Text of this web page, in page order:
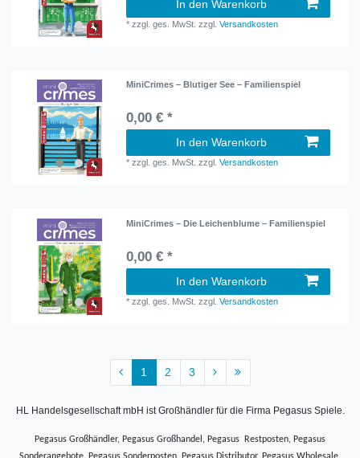
In den Warenkorb
*zzgl. ges. MwSt. zzgl.Versandkosten
MiniCrimes – Blutiger See – Familienspiel
0,00 € *
In den Warenkorb
*zzgl. ges. MwSt. zzgl.Versandkosten
MiniCrimes – Die Leichenblume – Familienspiel
0,00 € *
In den Warenkorb
*zzgl. ges. MwSt. zzgl.Versandkosten
1 2 3
HL Handelsgesellschaft mbH ist Großhändler für die Firma Pegasus Spiele.
Pegasus Großhändler, Pegasus Großhandel, Pegasus Restposten, Pegasus